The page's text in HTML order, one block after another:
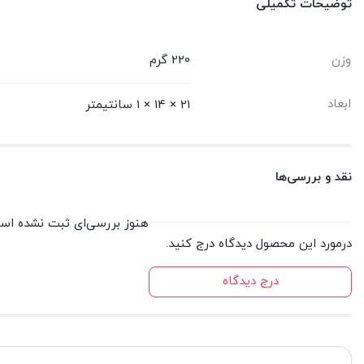
توضیحات تکمیلی
وزن 220 گرم
ابعاد 21 × 14 × 1 سانتیمتر
نقد و بررسی‌ها
درمورد این محصول دیدگاه درج کنید.
درج دیدگاه
هنوز بررسی‌ای ثبت نشده